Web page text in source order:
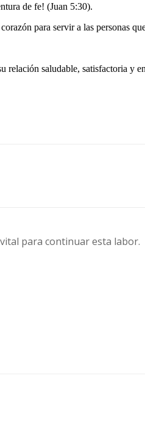
de fe! (Juan 5:30).
para servir a las personas
relación saludable, satisfactoria y
para continuar esta labor.